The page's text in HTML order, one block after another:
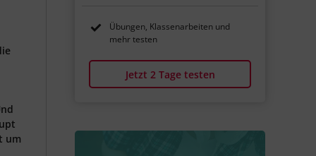
um
Übungen, Klassenarbeiten und
mehr testen
Jetzt 2 Tage testen